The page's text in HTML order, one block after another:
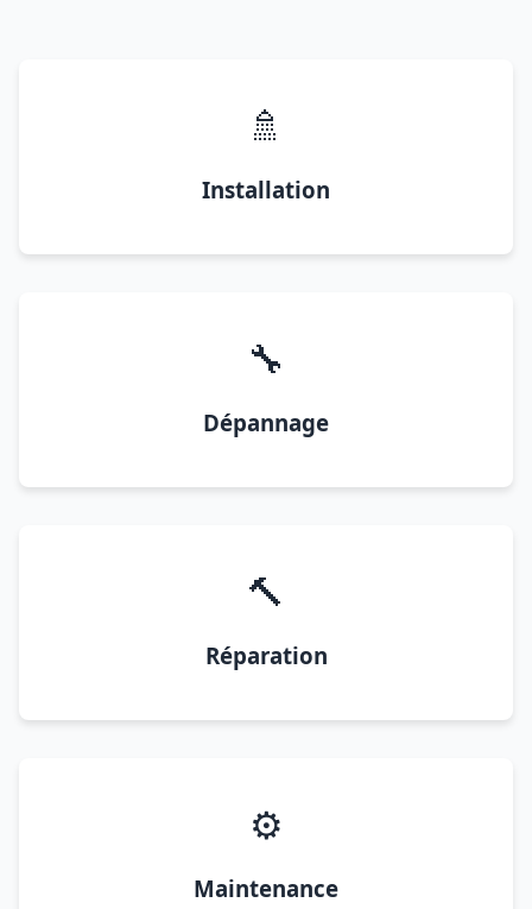
🚿
Installation
🔧
Dépannage
🔨
Réparation
⚙️
Maintenance